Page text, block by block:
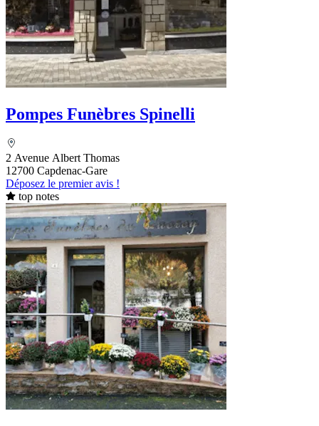
Pompes Funèbres Spinelli
2 Avenue Albert Thomas
12700 Capdenac-Gare
Déposez le premier avis !
top notes